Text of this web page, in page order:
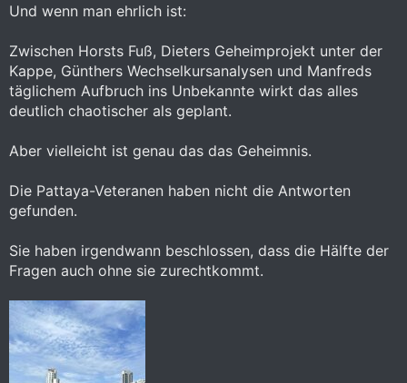
Und wenn man ehrlich ist:
Zwischen Horsts Fuß, Dieters Geheimprojekt unter der
Kappe, Günthers Wechselkursanalysen und Manfreds
täglichem Aufbruch ins Unbekannte wirkt das alles
deutlich chaotischer als geplant.
Aber vielleicht ist genau das das Geheimnis.
Die Pattaya-Veteranen haben nicht die Antworten
gefunden.
Sie haben irgendwann beschlossen, dass die Hälfte der
Fragen auch ohne sie zurechtkommt.